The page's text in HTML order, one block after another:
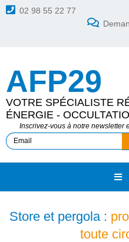
02 98 55 22 77
AFP29
VOTRE SPÉCIALISTE
ÉNERGIE -
Inscrivez-vous à notre newsletter
Store et pergola :
toute